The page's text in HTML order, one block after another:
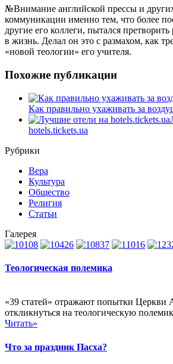
№Внимание английской прессы и
коммуникации именно тем, что более
другие его коллеги, пытался
в жизнь. Делал он это с размахом, как
«новой теологии» его учителя.
Похожие публикации
Как правильно ухаживать за
hotels.tickets.ua
Рубрики
Вера
Культура
Общество
Религия
Статьи
Галерея
Теологическая полемика
«39 статей» отражают попытки Церкви
откликнуться на теологическую
Читать»
Что за праздник Пасха?